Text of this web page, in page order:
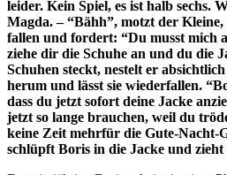
leider. Kein Spiel, es ist halb sechs.
Magda. – “Bähh”, motzt der Kleine,
fallen und fordert: “Du musst mich
ziehe dir die Schuhe an und du die
Schuhen steckt, nestelt er
herum und lässt sie wiederfallen.
dass du jetzt sofort deine Jacke
jetzt so lange brauchen, weil du
keine Zeit mehrfür die Gute-Nacht-
schlüpft Boris in die Jacke und